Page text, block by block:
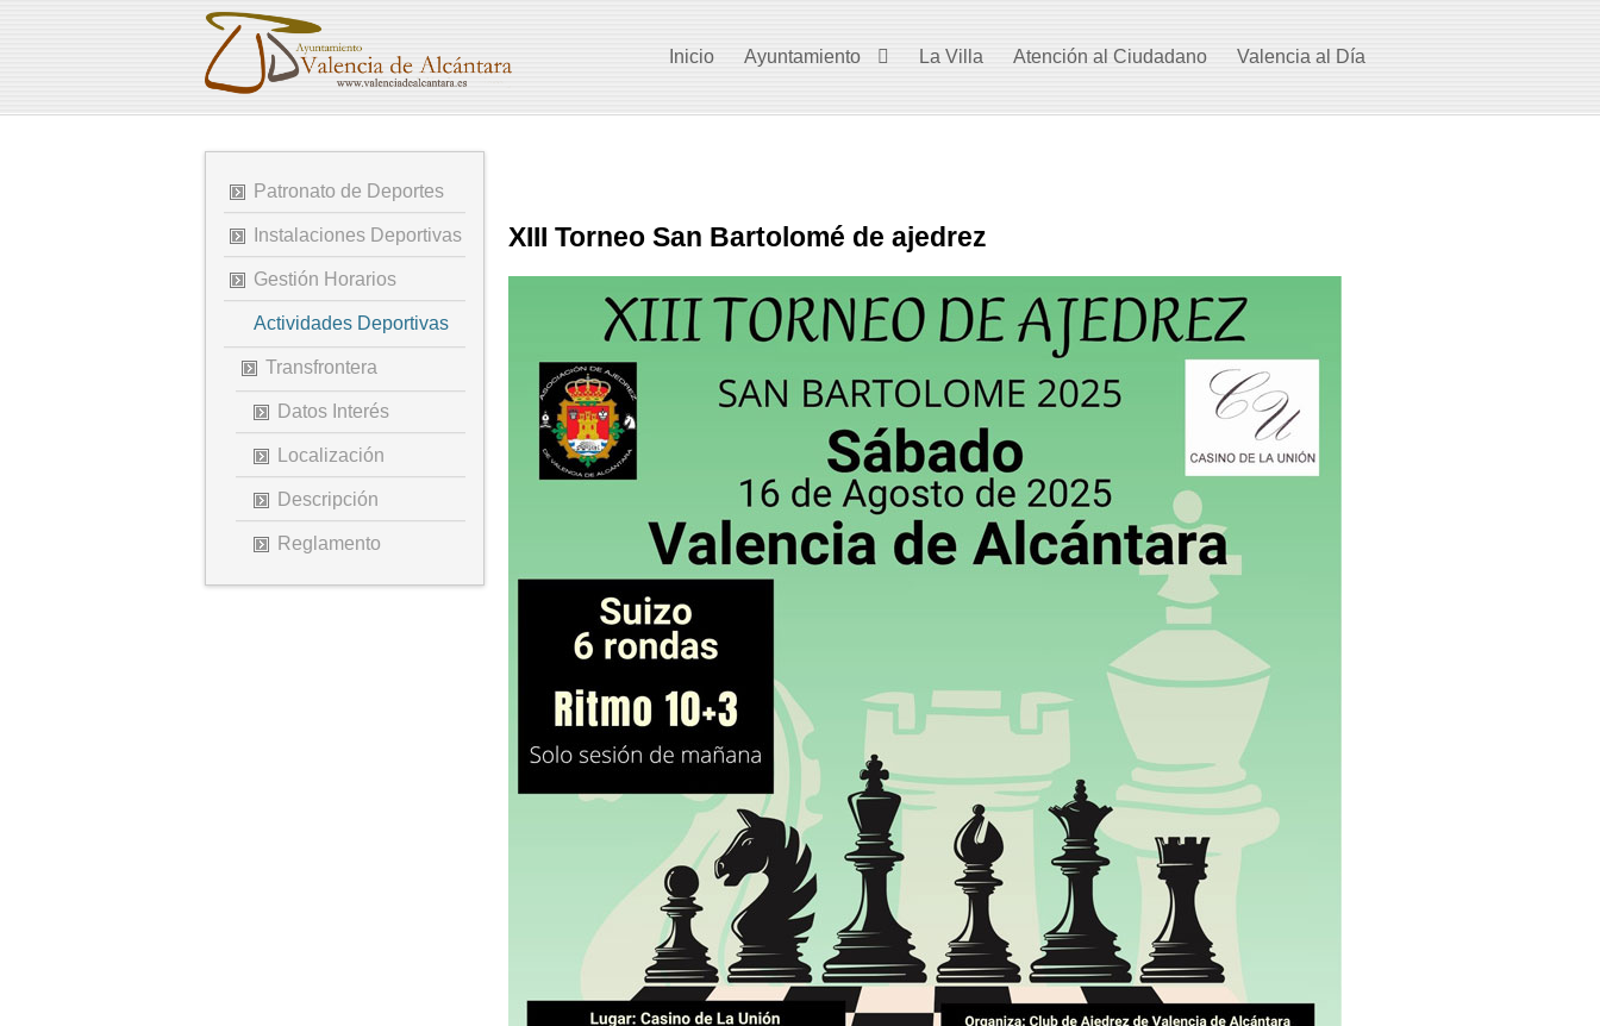
Inicio Ayuntamiento La Villa Atención al Ciudadano Valencia al Día
Patronato de Deportes
Instalaciones Deportivas
Gestión Horarios
Actividades Deportivas
Transfrontera
Datos Interés
Localización
Descripción
Reglamento
XIII Torneo San Bartolomé de ajedrez